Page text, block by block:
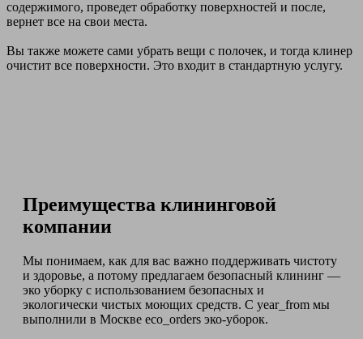
содержимого, проведет обработку поверхностей и после,
вернет все на свои места.
Вы также можете сами убрать вещи с полочек, и тогда клинер
очистит все поверхности. Это входит в стандартную услугу.
Преимущества клининговой
компании
Мы понимаем, как для вас важно поддерживать чистоту
и здоровье, а потому предлагаем безопасный клининг —
эко уборку с использованием безопасных и
экологически чистых моющих средств. С year_from мы
выполнили в Москве eco_orders эко-уборок.